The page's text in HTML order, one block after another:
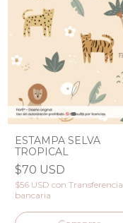
ESTAMPA SELVA
TROPICAL
$70 USD
$56 USD con Transferencia
bancaria